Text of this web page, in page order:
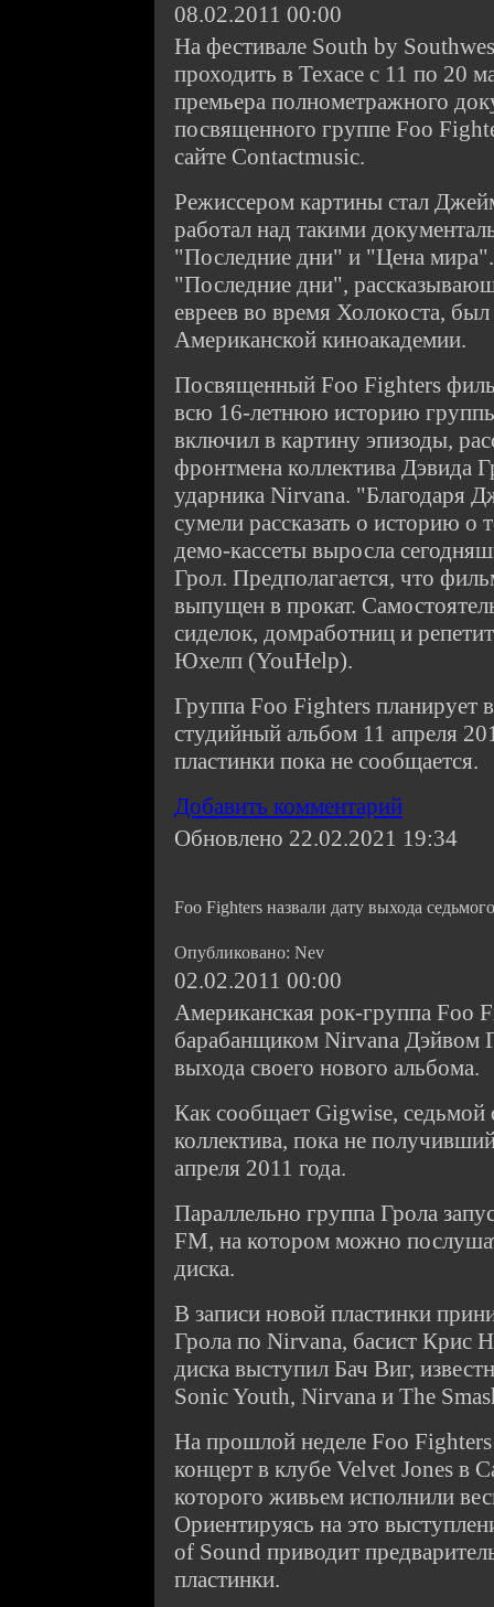
08.02.2011 00:00
На фестивале South by
проходить в Техасе с 11 по 20
премьера полнометражного
посвященного группе Foo
сайте Contactmusic.
Режиссером картины стал
работал над такими
"Последние дни" и "Цена
"Последние дни",
евреев во время Холокоста,
Американской киноакадемии.
Посвященный Foo Fighters
всю 16-летнюю историю
включил в картину эпизоды,
фронтмена коллектива Дэвида
ударника Nirvana. "Благодаря
сумели рассказать о историю о
демо-кассеты выросла
Грол. Предполагается, что
выпущен в прокат.
сиделок, домработниц и
Юхелп (YouHelp).
Группа Foo Fighters планирует
студийный альбом 11 апреля
пластинки пока не сообщается.
Добавить комментарий
Обновлено 22.02.2021 19:34
Foo Fighters назвали дату выхода
Опубликовано: Nev
02.02.2011 00:00
Американская рок-группа Foo
барабанщиком Nirvana Дэйвом
выхода своего нового альбома.
Как сообщает Gigwise,
коллектива, пока не
апреля 2011 года.
Параллельно группа Грола
FM, на котором можно
диска.
В записи новой пластинки
Грола по Nirvana, басист Крис
диска выступил Бач Виг,
Sonic Youth, Nirvana и The
На прошлой неделе Foo
концерт в клубе Velvet Jones в
которого живьем исполнили
Ориентируясь на это
of Sound приводит
пластинки.